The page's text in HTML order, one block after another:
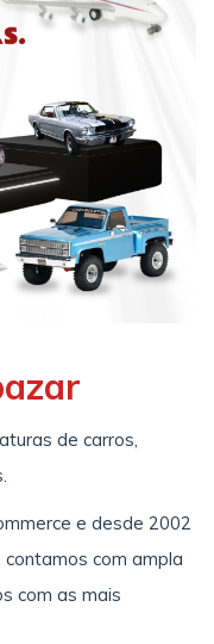
de carros,
e desde 2002
com ampla
com as mais